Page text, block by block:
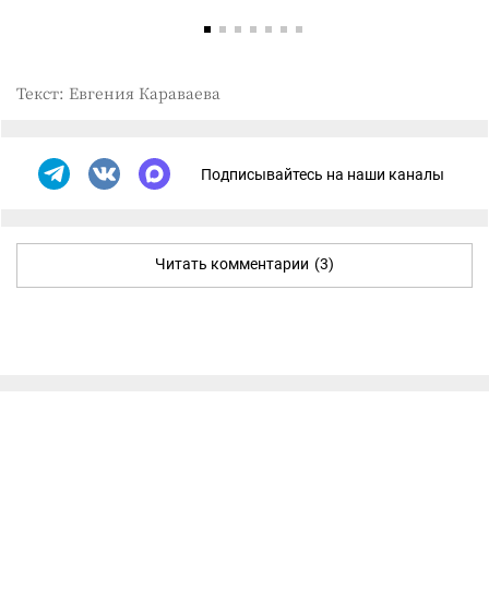
Текст: Евгения Караваева
Подписывайтесь на наши каналы
Читать комментарии (3)